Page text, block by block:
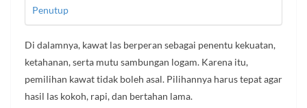
Penutup
Di dalamnya, kawat las berperan sebagai penentu kekuatan,
ketahanan, serta mutu sambungan logam. Karena itu,
pemilihan kawat tidak boleh asal. Pilihannya harus tepat agar
hasil las kokoh, rapi, dan bertahan lama.